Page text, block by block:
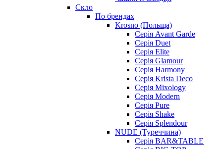
Скло
По брендах
Krosno (Польща)
Серія Avant Garde
Серія Duet
Серія Elite
Серія Glamour
Серія Harmony
Серія Krista Deco
Серія Mixology
Серія Modern
Серія Pure
Серія Shake
Серія Splendour
NUDE (Туреччина)
Серія BAR&TABLE